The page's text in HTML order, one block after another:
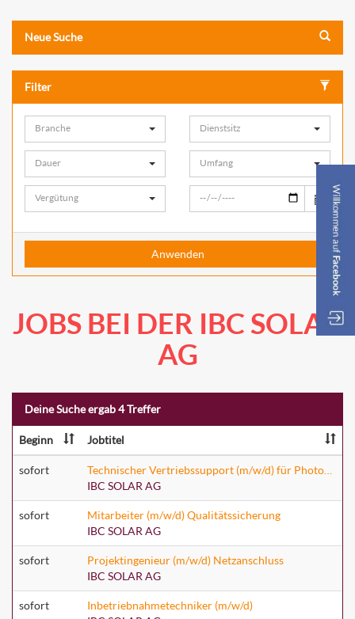
Neue Suche
Filter
Branche Dienstsitz
Dauer Umfang
Vergütung
Anwenden
JOBS BEI DER IBC SOLAR
AG
Deine Suche ergab 4 Treffer
Beginn Jobtitel
sofort
IBC SOLAR AG
sofort
Mitarbeiter (m/w/d) Qualitätssicherung
IBC SOLAR AG
sofort
Projektingenieur (m/w/d) Netzanschluss
IBC SOLAR AG
sofort
Inbetriebnahmetechniker (m/w/d)